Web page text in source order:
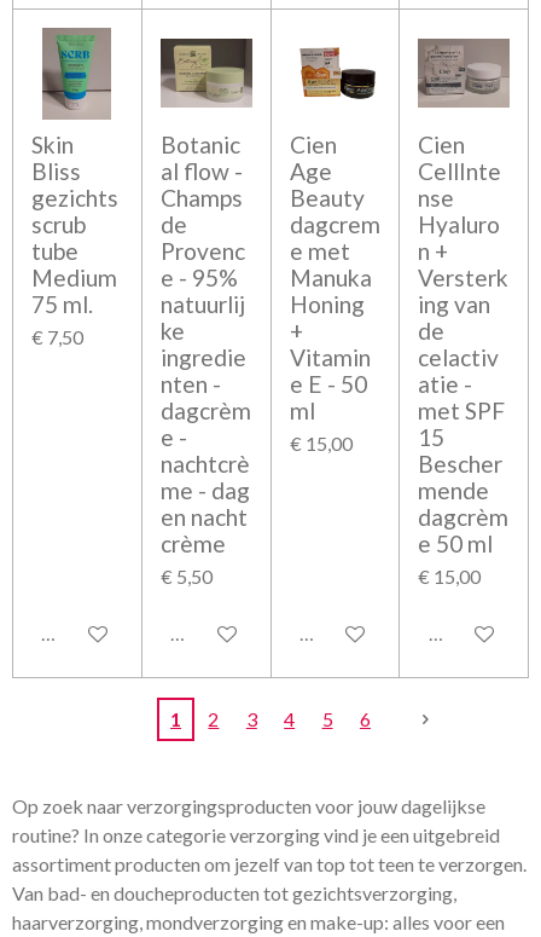
Skin
Bliss
gezichts
scrub
tube
Medium
75 ml.
€ 7,50
Bekijk details
Botanic
al flow -
Champs
de
Provenc
e - 95%
natuurlij
ke
ingredie
nten -
dagcrèm
e -
nachtcrè
me - dag
en nacht
crème
€ 5,50
Bekijk details
Cien
Age
Beauty
dagcrem
e met
Manuka
Honing
+
Vitamin
e E - 50
ml
€ 15,00
Bekijk details
Cien
CellInte
nse
Hyaluro
n +
Versterk
ing van
de
celactiv
atie -
met SPF
15
Bescher
mende
dagcrèm
e 50 ml
€ 15,00
Bekijk details
1 2 3 4 5 6
Op zoek naar verzorgingsproducten voor jouw dagelijkse
routine? In onze categorie verzorging vind je een uitgebreid
assortiment producten om jezelf van top tot teen te verzorgen.
Van bad- en doucheproducten tot gezichtsverzorging,
haarverzorging, mondverzorging en make-up: alles voor een